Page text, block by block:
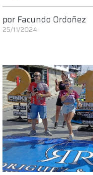
por Facundo Ordoñez
25/11/2024